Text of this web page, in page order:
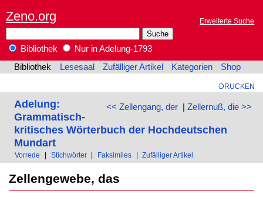
Zeno.org Erweiterte Suche
Bibliothek
Nur in Adelung-1793
Bibliothek
Lesesaal Zufälliger Artikel Kategorien Shop
DRUCKEN
<< Zellengang, der| Zellernuß, die >>
Adelung:
Grammatisch-
kritisches Wörterbuch der Hochdeutschen
Mundart
Vorrede Stichwörter Faksimiles Zufälliger Artikel
Zellengewebe, das